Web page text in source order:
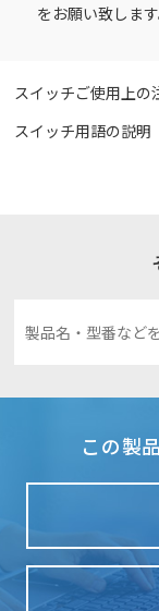
をお願い致します
スイッチご使用上の
スイッチ用語の説明
この製